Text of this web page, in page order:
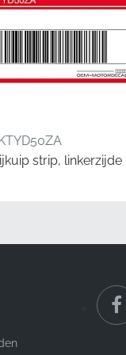
rechterzijde*
bestaande design
strip, linkerzijde